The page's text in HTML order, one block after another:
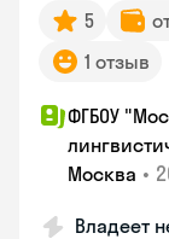
5
1 отзыв
ФГБОУ
Москва •
Владеет